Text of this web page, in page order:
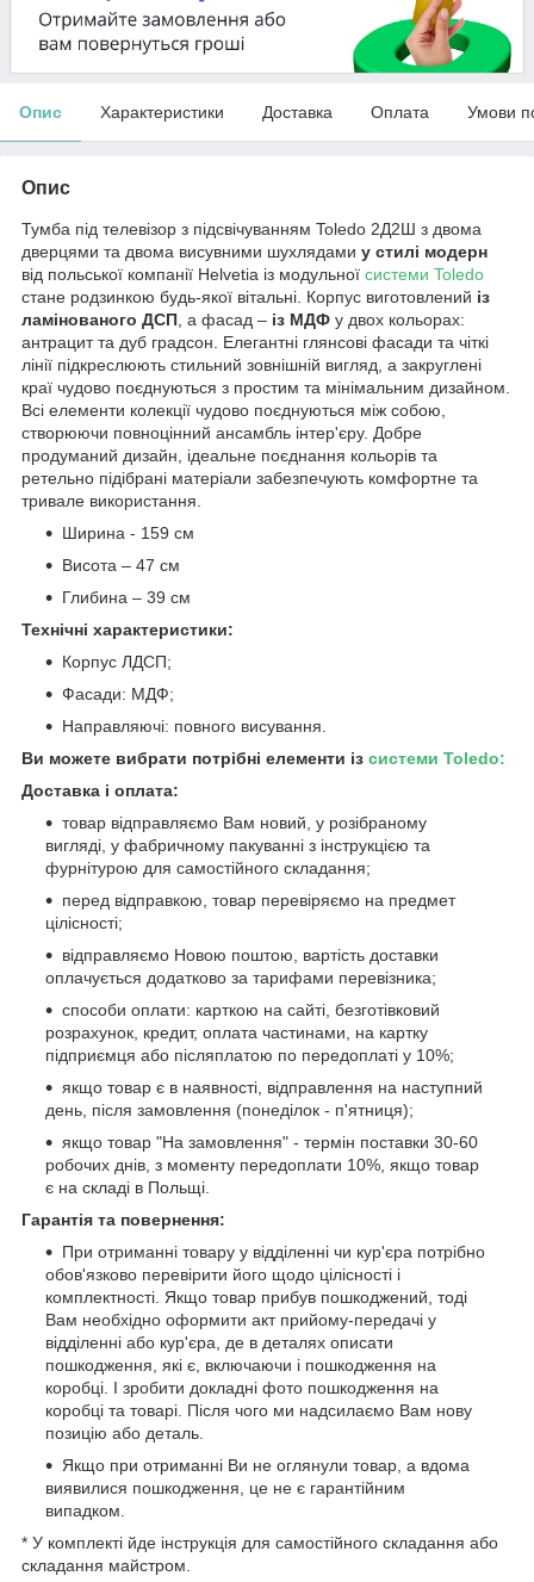
Опис Характеристики Доставка Оплата Умови
Опис
Тумба під телевізор з підсвічуванням Toledo 2Д2Ш з двома
дверцями та двома висувними шухлядами у стилі модерн
від польської компанії Helvetia із модульної системи Toledo
стане родзинкою будь-якої вітальні. Корпус виготовлений із
ламінованого ДСП, а фасад – із МДФ у двох кольорах:
антрацит та дуб градсон. Елегантні глянсові фасади та чіткі
лінії підкреслюють стильний зовнішній вигляд, а закруглені
краї чудово поєднуються з простим та мінімальним дизайном.
Всі елементи колекції чудово поєднуються між собою,
створюючи повноцінний ансамбль інтер'єру. Добре
продуманий дизайн, ідеальне поєднання кольорів та
ретельно підібрані матеріали забезпечують комфортне та
тривале використання.
Ширина - 159 см
Висота – 47 см
Глибина – 39 см
Технічні характеристики:
Корпус ЛДСП;
Фасади: МДФ;
Направляючі: повного висування.
Ви можете вибрати потрібні елементи із системи Toledo:
Доставка і оплата:
товар відправляємо Вам новий, у розібраному
вигляді, у фабричному пакуванні з інструкцією та
фурнітурою для самостійного складання;
перед відправкою, товар перевіряємо на предмет
цілісності;
відправляємо Новою поштою, вартість доставки
оплачується додатково за тарифами перевізника;
способи оплати: карткою на сайті, безготівковий
розрахунок, кредит, оплата частинами, на картку
підприємця або післяплатою по передоплаті у 10%;
якщо товар є в наявності, відправлення на наступний
день, після замовлення (понеділок - п'ятниця);
якщо товар "На замовлення" - термін поставки 30-60
робочих днів, з моменту передоплати 10%, якщо товар
є на складі в Польщі.
Гарантія та повернення:
При отриманні товару у відділенні чи кур'єра потрібно
обов'язково перевірити його щодо цілісності і
комплектності. Якщо товар прибув пошкоджений, тоді
Вам необхідно оформити акт прийому-передачі у
відділенні або кур'єра, де в деталях описати
пошкодження, які є, включаючи і пошкодження на
коробці. І зробити докладні фото пошкодження на
коробці та товарі. Після чого ми надсилаємо Вам нову
позицію або деталь.
Якщо при отриманні Ви не оглянули товар, а вдома
виявилися пошкодження, це не є гарантійним
випадком.
* У комплекті йде інструкція для самостійного складання або
складання майстром.